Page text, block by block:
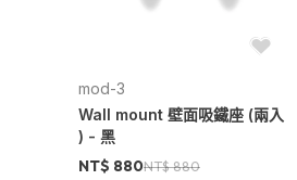
商品規格
產地：美國
尺寸：直徑
mod-3
Wall mount 壁面吸鐵座 (兩入
) - 黑
NT$ 880NT$ 880